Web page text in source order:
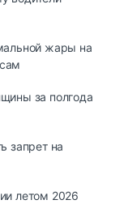
жары на
за полгода
запрет на
летом 2026